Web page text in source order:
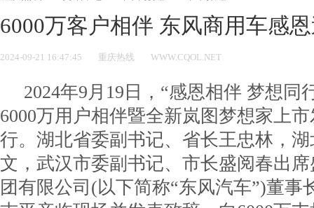
6000万客户相伴 东风商用车感
2024-09-21 16:47:45 重庆热线 WWW.CQOL.NET
2024年9月19日，“感恩相伴 梦想同
6000万用户相伴暨全新岚图梦想家上
行。湖北省委副书记、省长王忠林，
文，武汉市委副书记、市长盛阅春出
团有限公司(以下简称“东风汽车”)董事